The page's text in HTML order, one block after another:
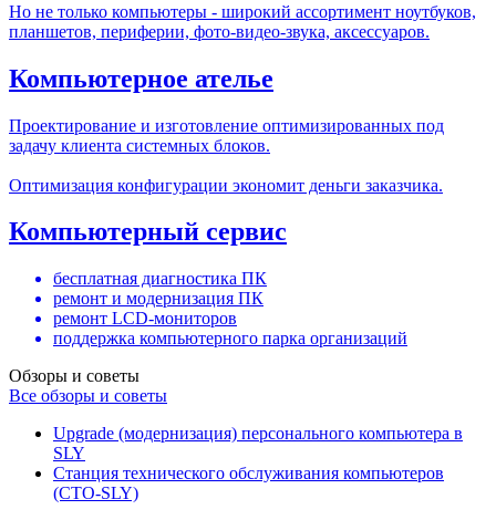
Но не только компьютеры - широкий ассортимент ноутбуков,
планшетов, периферии, фото-видео-звука, аксессуаров.
Компьютерное ателье
Проектирование и изготовление оптимизированных под
задачу клиента системных блоков.
Оптимизация конфигурации экономит деньги заказчика.
Компьютерный сервис
бесплатная диагностика ПК
ремонт и модернизация ПК
ремонт LCD-мониторов
поддержка компьютерного парка организаций
Обзоры и советы
Все обзоры и советы
Upgrade (модернизация) персонального компьютера в
SLY
Станция технического обслуживания компьютеров
(СТО-SLY)